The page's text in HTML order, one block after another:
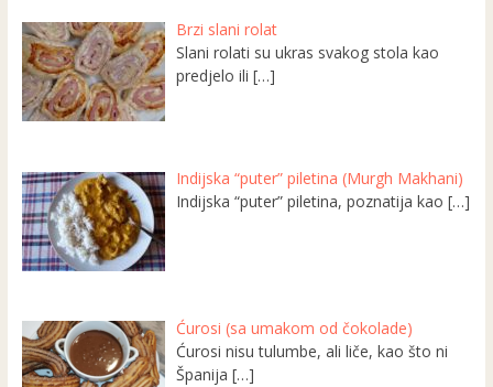
Brzi slani rolat
Slani rolati su ukras svakog stola kao
predjelo ili[…]
Indijska “puter” piletina (Murgh Makhani)
Indijska “puter” piletina, poznatija kao[…]
Ćurosi (sa umakom od čokolade)
Ćurosi nisu tulumbe, ali liče, kao što ni
Španija[…]